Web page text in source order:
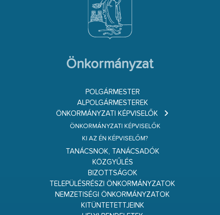
Önkormányzat
POLGÁRMESTER
ALPOLGÁRMESTEREK
ÖNKORMÁNYZATI KÉPVISELŐK
ÖNKORMÁNYZATI KÉPVISELŐK
KI AZ ÉN KÉPVISELŐM?
TANÁCSNOK, TANÁCSADÓK
KÖZGYŰLÉS
BIZOTTSÁGOK
TELEPÜLÉSRÉSZI ÖNKORMÁNYZATOK
NEMZETISÉGI ÖNKORMÁNYZATOK
KITÜNTETETTJEINK